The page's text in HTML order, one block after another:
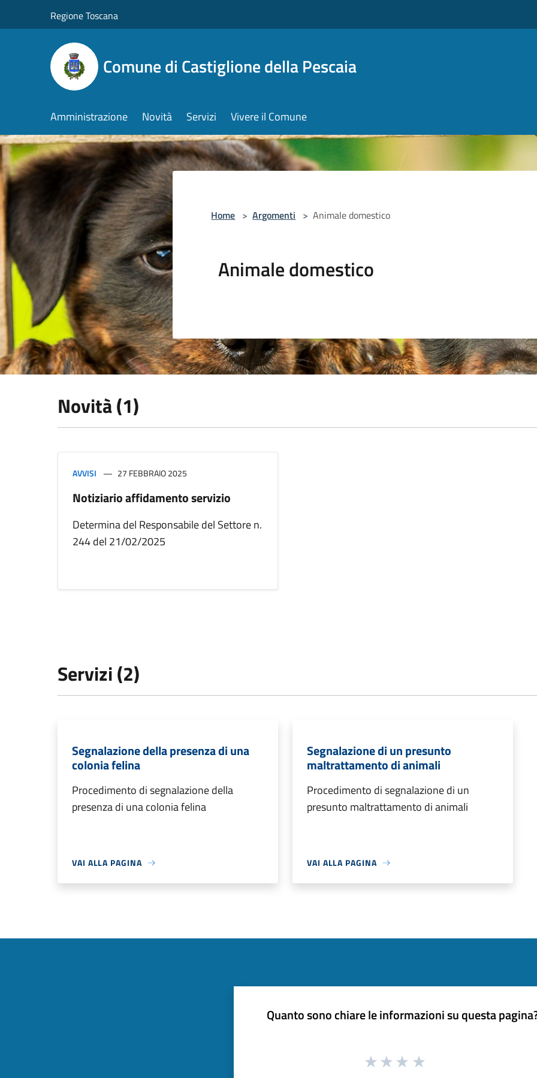
Regione Toscana
Comune di Castiglione della Pescaia
Amministrazione Novità Servizi Vivere il Comune
Home > Argomenti > Animale domestico
Animale domestico
Novità (1)
AVVISI 27 FEBBRAIO 2025
Notiziario affidamento servizio
Determina del Responsabile del Settore n.
244 del 21/02/2025
Servizi (2)
Segnalazione della presenza di una
colonia felina
Procedimento di segnalazione della
presenza di una colonia felina
VAI ALLA PAGINA
Segnalazione di un presunto
maltrattamento di animali
Procedimento di segnalazione di un
presunto maltrattamento di animali
VAI ALLA PAGINA
Quanto sono chiare le informazioni su questa